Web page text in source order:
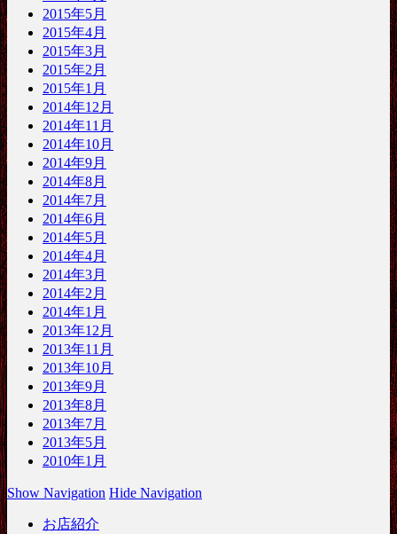
2015年5月
2015年4月
2015年3月
2015年2月
2015年1月
2014年12月
2014年11月
2014年10月
2014年9月
2014年8月
2014年7月
2014年6月
2014年5月
2014年4月
2014年3月
2014年2月
2014年1月
2013年12月
2013年11月
2013年10月
2013年9月
2013年8月
2013年7月
2013年5月
2010年1月
Show Navigation Hide Navigation
お店紹介